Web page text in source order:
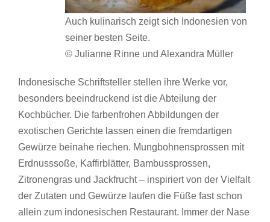
Auch kulinarisch zeigt sich Indonesien von
seiner besten Seite.
© Julianne Rinne und Alexandra Müller
Indonesische Schriftsteller stellen ihre Werke vor,
besonders beeindruckend ist die Abteilung der
Kochbücher. Die farbenfrohen Abbildungen der
exotischen Gerichte lassen einen die fremdartigen
Gewürze beinahe riechen. Mungbohnensprossen mit
Erdnusssoße, Kaffirblätter, Bambussprossen,
Zitronengras und Jackfrucht – inspiriert von der Vielfalt
der Zutaten und Gewürze laufen die Füße fast schon
allein zum indonesischen Restaurant. Immer der Nase